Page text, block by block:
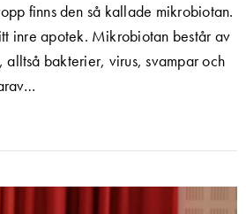
finns den så kallade mikrobiotan.
inre apotek. Mikrobiotan består av
bakterier, virus, svampar och